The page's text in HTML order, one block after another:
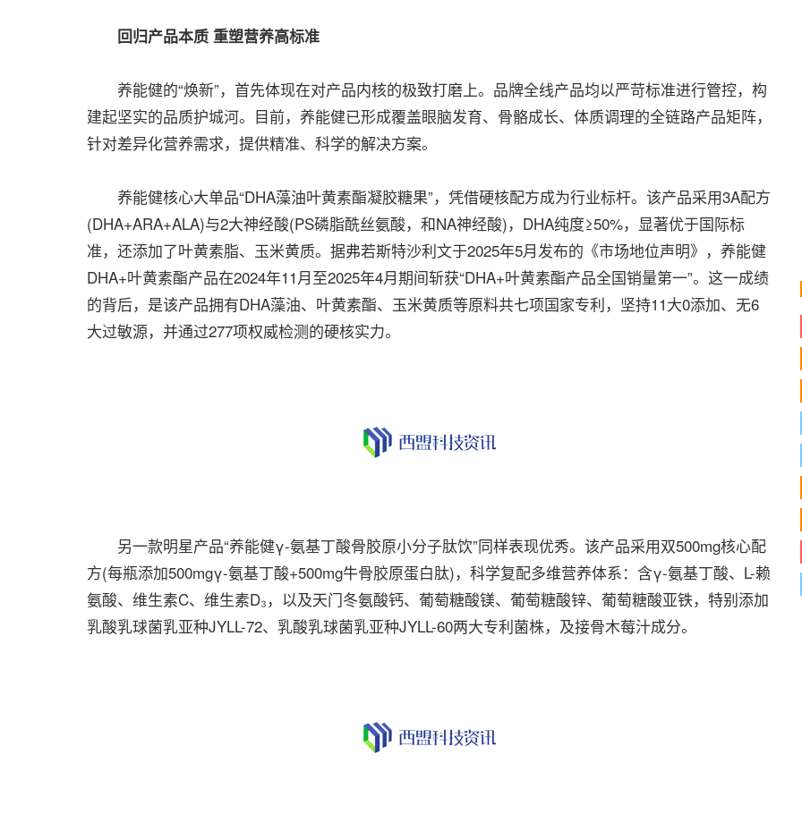
回归产品本质 重塑营养高标准
养能健的“焕新”，首先体现在对产品内核的极致打磨上。品牌全线产品均以严苛标准进行管控，构
建起坚实的品质护城河。目前，养能健已形成覆盖眼脑发育、骨骼成长、体质调理的全链路产品矩阵，
针对差异化营养需求，提供精准、科学的解决方案。
养能健核心大单品“DHA藻油叶黄素酯凝胶糖果”，凭借硬核配方成为行业标杆。该产品采用3A配方
(DHA+ARA+ALA)与2大神经酸(PS磷脂酰丝氨酸，和NA神经酸)，DHA纯度≥50%，显著优于国际标
准，还添加了叶黄素脂、玉米黄质。据弗若斯特沙利文于2025年5月发布的《市场地位声明》，养能健
DHA+叶黄素酯产品在2024年11月至2025年4月期间斩获“DHA+叶黄素酯产品全国销量第一”。这一成绩
的背后，是该产品拥有DHA藻油、叶⻩素酯、玉米黄质等原料共七项国家专利，坚持11大0添加、无6
大过敏源，并通过277项权威检测的硬核实力。
另一款明星产品“养能健γ-氨基丁酸骨胶原小分子肽饮”同样表现优秀。该产品采用双500mg核心配
方(每瓶添加500mgγ-氨基丁酸+500mg牛骨胶原蛋白肽)，科学复配多维营养体系：含γ-氨基丁酸、L-赖
氨酸、维生素C、维生素D₃，以及天门冬氨酸钙、葡萄糖酸镁、葡萄糖酸锌、葡萄糖酸亚铁，特别添加
乳酸乳球菌乳亚种JYLL-72、乳酸乳球菌乳亚种JYLL-60两大专利菌株，及接骨木莓汁成分。